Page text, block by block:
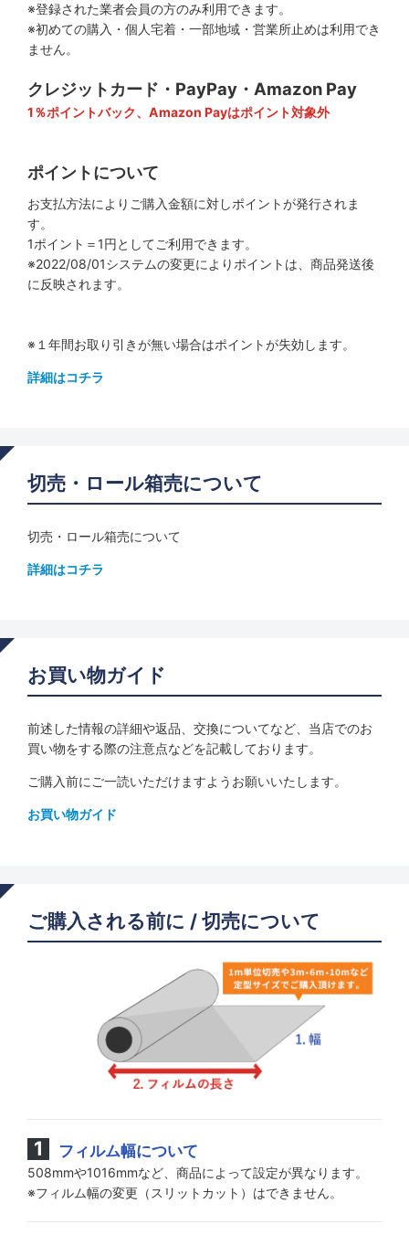
※登録された業者会員の方のみ利用できます。
※初めての購入・個人宅着・一部地域・営業所止めは利用でき
ません。
クレジットカード・PayPay・Amazon Pay
1％ポイントバック、Amazon Payはポイント対象外
ポイントについて
お支払方法によりご購入金額に対しポイントが発行されま
す。
1ポイント＝1円としてご利用できます。
※2022/08/01システムの変更によりポイントは、商品発送後
に反映されます。
※１年間お取り引きが無い場合はポイントが失効します。
詳細はコチラ
切売・ロール箱売について
切売・ロール箱売について
詳細はコチラ
お買い物ガイド
前述した情報の詳細や返品、交換についてなど、当店でのお
買い物をする際の注意点などを記載しております。
ご購入前にご一読いただけますようお願いいたします。
お買い物ガイド
ご購入される前に / 切売について
フィルム幅について
508mmや1016mmなど、商品によって設定が異なります。
※フィルム幅の変更（スリットカット）はできません。